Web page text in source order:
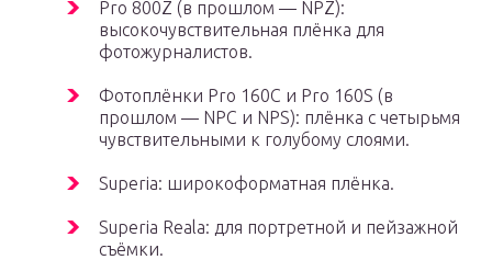
Pro 800Z (в прошлом — NPZ):
высокочувствительная плёнка для
фотожурналистов.
Фотоплёнки Pro 160C и Pro 160S (в
прошлом — NPC и NPS): плёнка с четырьмя
чувствительными к голубому слоями.
Superia: широкоформатная плёнка.
Superia Reala: для портретной и пейзажной
съёмки.